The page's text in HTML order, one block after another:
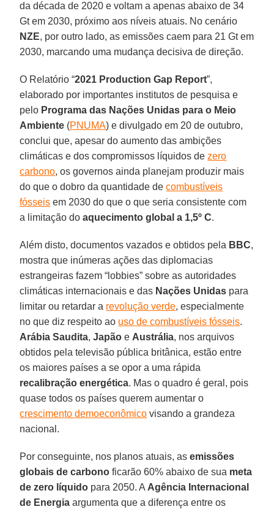
da década de 2020 e voltam a apenas abaixo de 34
Gt em 2030, próximo aos níveis atuais. No cenário
NZE, por outro lado, as emissões caem para 21 Gt em
2030, marcando uma mudança decisiva de direção.
O Relatório “2021 Production Gap Report”,
elaborado por importantes institutos de pesquisa e
pelo Programa das Nações Unidas para o Meio
Ambiente (PNUMA) e divulgado em 20 de outubro,
conclui que, apesar do aumento das ambições
climáticas e dos compromissos líquidos dezero
carbono, os governos ainda planejam produzir mais
do que o dobro da quantidade decombustíveis
fósseis em 2030 do que o que seria consistente com
a limitação doaquecimento global a 1,5º C.
Além disto, documentos vazados e obtidos pela BBC,
mostra que inúmeras ações das diplomacias
estrangeiras fazem “lobbies” sobre as autoridades
climáticas internacionais e das Nações Unidas para
limitar ou retardar a revolução verde, especialmente
no que diz respeito ao uso de combustíveis fósseis.
Arábia Saudita,Japão e Austrália, nos arquivos
obtidos pela televisão pública britânica, estão entre
os maiores países a se opor a uma rápida
recalibração energética. Mas o quadro é geral, pois
quase todos os países querem aumentar o
crescimento demoeconômico visando a grandeza
nacional.
Por conseguinte, nos planos atuais, asemissões
globais de carbono ficarão 60% abaixo de sua meta
de zero líquido para 2050. A Agência Internacional
de Energia argumenta que a diferença entre os